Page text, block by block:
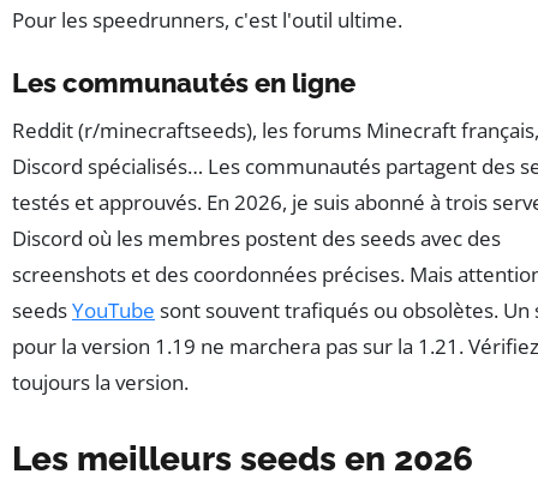
Pour les speedrunners, c'est l'outil ultime.
Les communautés en ligne
Reddit (r/minecraftseeds), les forums Minecraft français,
Discord spécialisés… Les communautés partagent des
testés et approuvés. En 2026, je suis abonné à trois
Discord où les membres postent des seeds avec des
screenshots et des coordonnées précises. Mais
seedsYouTube sont souvent trafiqués ou obsolètes. Un
pour la version 1.19 ne marchera pas sur la 1.21. Vérifiez
toujours la version.
Les meilleurs seeds en 2026